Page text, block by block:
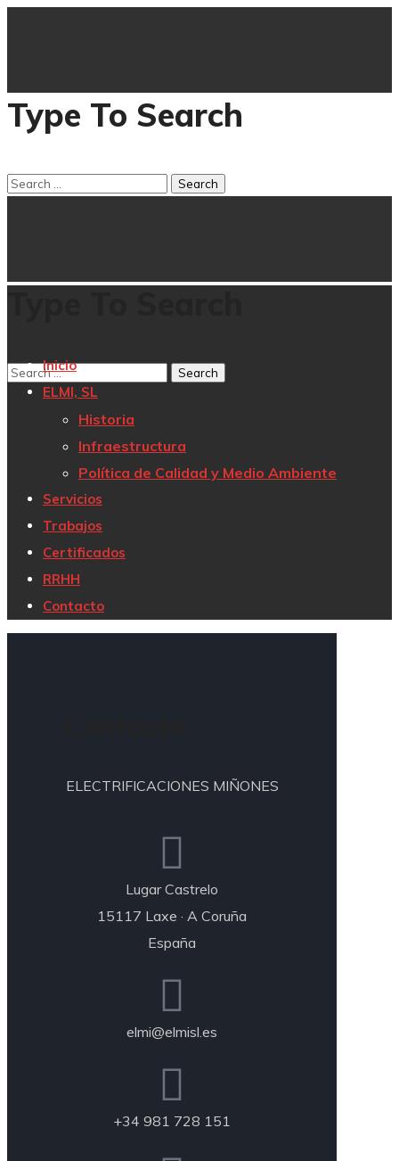
Type To Search
Inicio
ELMI, SL
Historia
Infraestructura
Política de Calidad y Medio Ambiente
Servicios
Trabajos
Certificados
RRHH
Contacto
ELECTRIFICACIONES MIÑONES
Lugar Castrelo
15117 Laxe · A Coruña
España
elmi@elmisl.es
+34 981 728 151